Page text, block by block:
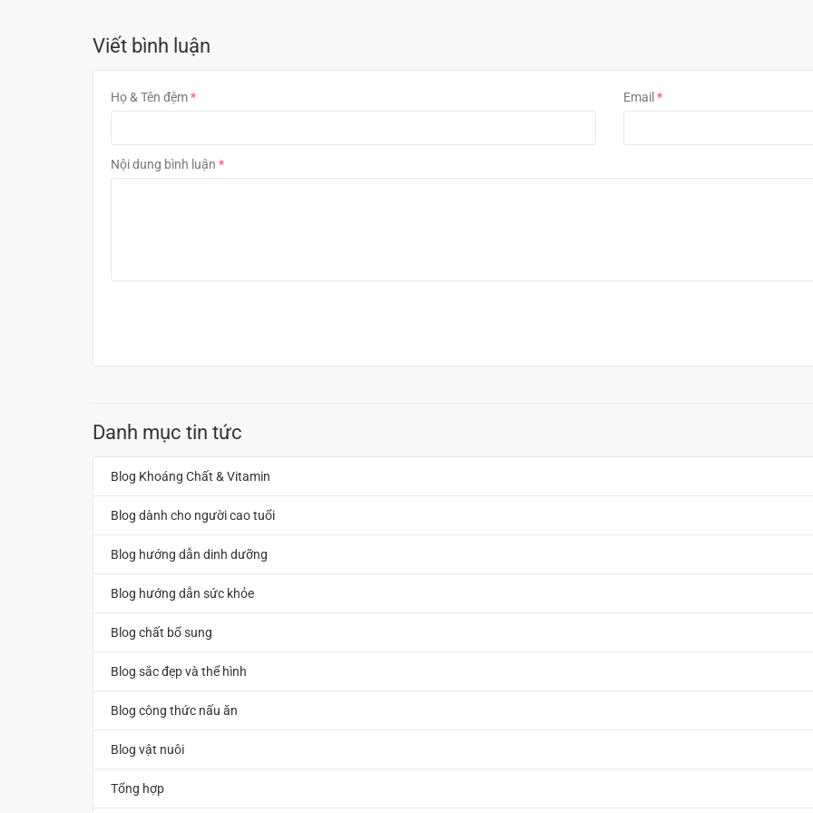
Viết bình luận
Họ & Tên đệm Email
Nội dung bình luận
Danh mục tin tức
Blog Khoáng Chất & Vitamin
Blog dành cho người cao tuổi
Blog hướng dẫn dinh dưỡng
Blog hướng dẫn sức khỏe
Blog chất bổ sung
Blog sắc đẹp và thể hình
Blog công thức nấu ăn
Blog vật nuôi
Tổng hợp